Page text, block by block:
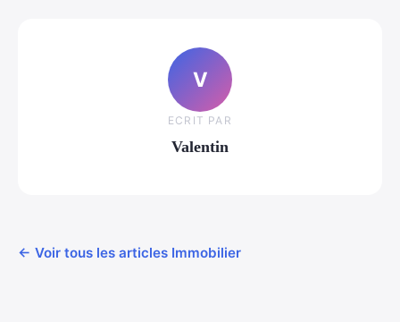
V
ECRIT PAR
Valentin
← Voir tous les articles Immobilier